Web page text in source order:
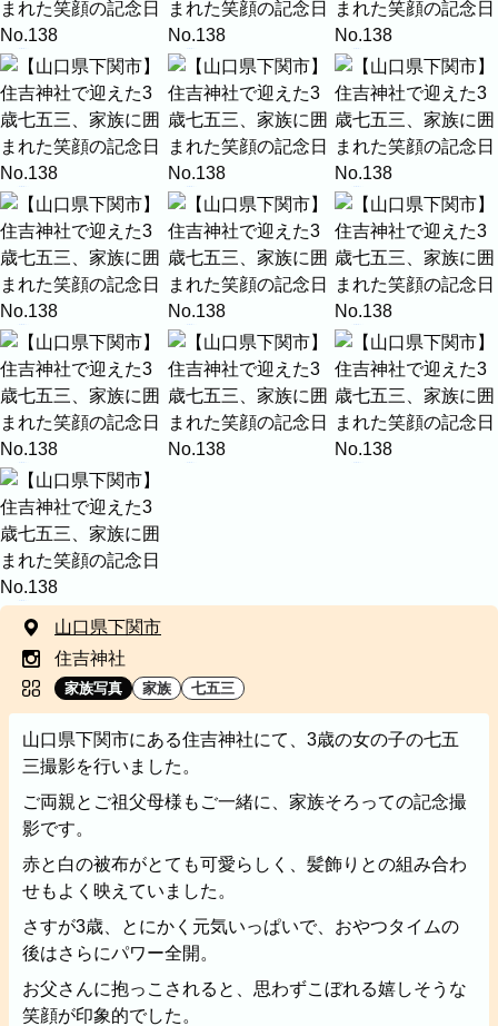
ご希望の撮影カテゴリをご確認いただけま
最新の撮影実績もあわせて掲載しています
ので、写真の雰囲気を見ながらお選びくだ
さい。
民泊
家族写真の撮影実績
家族
七五三 入学式・卒業式
成人式
カップル
ビジネスの撮影実績
建築・不動産
民泊
店舗・会社
プロフィール
料理 ECサイト商品
空き状況の確認からご予約まで、24時間いつでもご利用
いただけます。
出張エリア
出張エリア
下記より、よく伺う出張エリアをご覧いた
だけます。
そのほかの対応エリアについては、出張エ
リア一覧よりご確認いただけます。
福岡市 粕屋町 新宮町 古賀市
福津市
岡垣町
宗像市
太宰府市
北九州市八幡西区
糸島市
北九州市戸畑区
北九州市小倉北区
北九州市小倉南区
朝倉市
久留米市
ABOUT
ABOUT
住吉神社で迎えた3歳七五三、家族に囲まれた笑顔の記念日
出張エリア
山口県下関市
撮影エリア
住吉神社
カテゴリ
家族写真 家族 七五三
山口県下関市にある住吉神社にて、3歳の女の子の七五
三撮影を行いました。
ご両親とご祖父母様もご一緒に、家族そろっての記念撮
影です。
赤と白の被布がとても可愛らしく、髪飾りとの組み合わ
せもよく映えていました。
さすが3歳、とにかく元気いっぱいで、おやつタイムの
後はさらにパワー全開。
お父さんに抱っこされると、思わずこぼれる嬉しそうな
笑顔が印象的でした。